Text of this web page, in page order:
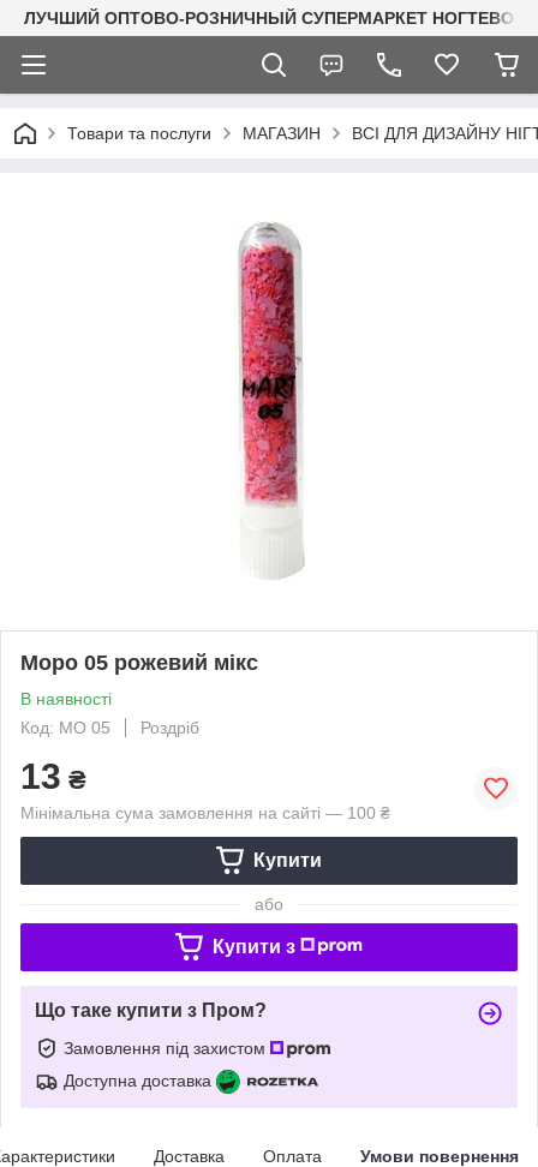
ЛУЧШИЙ ОПТОВО-РОЗНИЧНЫЙ СУПЕРМАРКЕТ
Товари та послуги МАГАЗИН ВСІ ДЛЯ ДИЗАЙНУ
Моро 05 рожевий мікс
В наявності
Код: MO 05
Роздріб
13 ₴
Мінімальна сума замовлення на сайті — 100 ₴
Купити
або
Купити з
Що таке купити з Пром?
Замовлення під захистом
Доступна доставка
Доставка Оплата Умови повернення